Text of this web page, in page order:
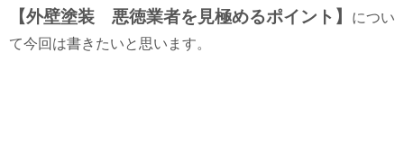
【外壁塗装 悪徳業者を見極めるポイント】
につい
て今回は書きたいと思います。